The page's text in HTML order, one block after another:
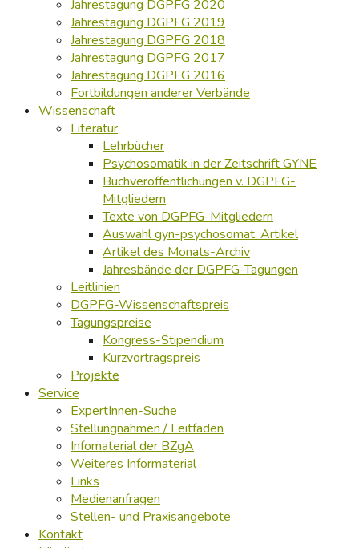
Jahrestagung DGPFG 2020
Jahrestagung DGPFG 2019
Jahrestagung DGPFG 2018
Jahrestagung DGPFG 2017
Jahrestagung DGPFG 2016
Fortbildungen anderer Verbände
Wissenschaft
Literatur
Lehrbücher
Psychosomatik in der Zeitschrift GYNE
Buchveröffentlichungen v. DGPFG-
Mitgliedern
Texte von DGPFG-Mitgliedern
Auswahl gyn-psychosomat. Artikel
Artikel des Monats-Archiv
Jahresbände der DGPFG-Tagungen
Leitlinien
DGPFG-Wissenschaftspreis
Tagungspreise
Kongress-Stipendium
Kurzvortragspreis
Projekte
Service
ExpertInnen-Suche
Stellungnahmen / Leitfäden
Infomaterial der BZgA
Weiteres Informaterial
Links
Medienanfragen
Stellen- und Praxisangebote
Kontakt